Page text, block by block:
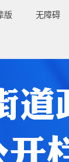
无障碍
版